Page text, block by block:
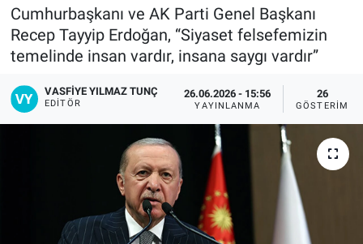
Cumhurbaşkanı ve AK Parti Genel Başkanı
Recep Tayyip Erdoğan, “Siyaset felsefemizin
temelinde insan vardır, insana saygı vardır”
VASFIYE YILMAZ TUNÇ
EDITÖR
26.06.2026 - 15:56
YAYINLANMA
26
GÖSTERIM